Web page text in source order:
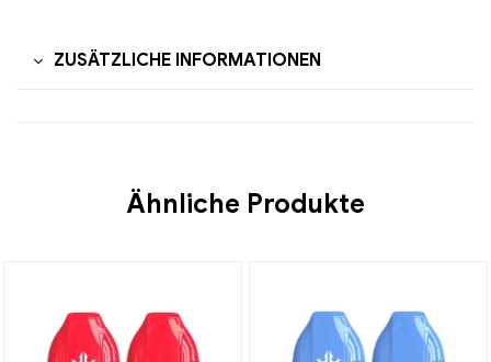
ZUSÄTZLICHE INFORMATIONEN
Ähnliche Produkte